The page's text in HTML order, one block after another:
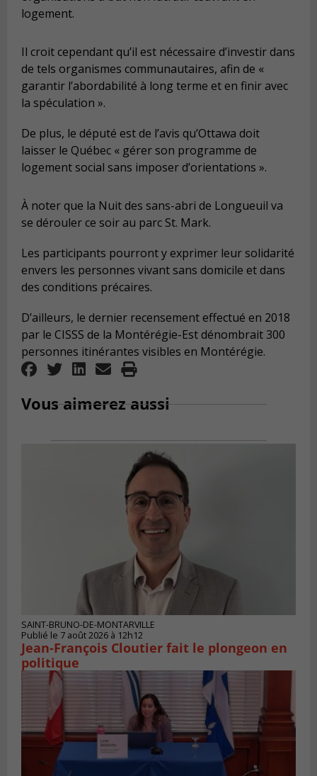
logement.
Il croit cependant qu’il est nécessaire d’investir dans
de tels organismes communautaires, afin de «
garantir l’abordabilité à long terme et en finir avec
la spéculation ».
De plus, le député est de l’avis qu’Ottawa doit
laisser le Québec « gérer son programme de
logement social sans imposer d’orientations ».
À noter que la Nuit des sans-abri de Longueuil va
se dérouler ce soir au parc St. Mark.
Les participants pourront y exprimer leur solidarité
envers les personnes vivant sans domicile et dans
des conditions précaires.
D’ailleurs, le dernier recensement effectué en 2018
par le CISSS de la Montérégie-Est dénombrait 300
personnes itinérantes visibles en Montérégie.
Vous aimerez aussi
SAINT-BRUNO-DE-MONTARVILLE
Publié le 7 août 2026 à 12h12
Jean-François Cloutier fait le plongeon en
politique